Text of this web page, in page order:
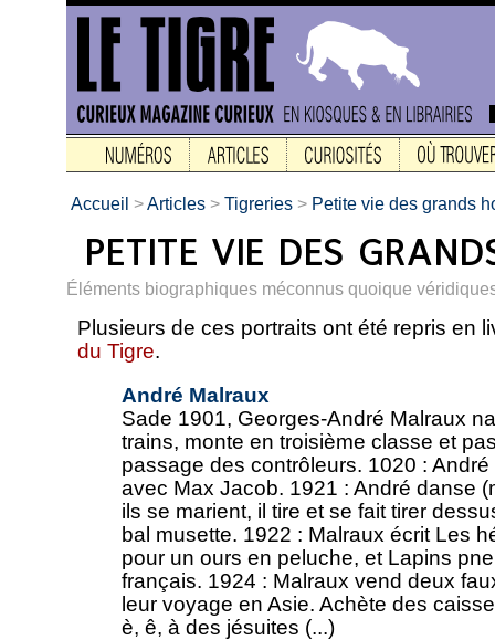
Accueil >Articles > Tigreries > Petite vie des grands
Éléments biographiques méconnus quoique
Plusieurs de ces portraits ont été repris en
du Tigre.
André Malraux
Sade 1901, Georges-André Malraux
trains, monte en troisième classe et
passage des contrôleurs. 1020 :
avec Max Jacob. 1921 : André danse
ils se marient, il tire et se fait tirer
bal musette. 1922 : Malraux écrit Les
pour un ours en peluche, et Lapins
français. 1924 : Malraux vend deux
leur voyage en Asie. Achète des
è, ê, à des jésuites (...)